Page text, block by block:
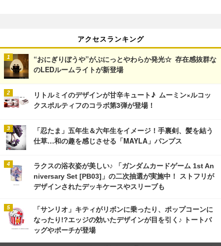
アクセスランキング
“おにぎりぼうや”がぷにっとやわらか発光☆ 存在感抜群な
のLEDルームライトが新登場
リトルミイのデザインが甘辛キュート♪ ムーミン×ルコッ
クスポルティフのコラボ第3弾が登場！
「忍たま」五年生＆六年生をイメージ！手裏剣、髪を結う
仕草…和の趣を感じさせる「MAYLA」パンプス
ラクスの浴衣姿が美しい♪ 「ガンダムカードゲーム 1st An
niversary Set [PB03]」の二次抽選が実施中！ ストフリが
デザインされたデッキケースやスリーブも
「サンリオ」キティがリボンに乗ったり、ポップコーンに
なったり!?エッジの効いたデザインが目を引く♪ トートバ
ッグやポーチが登場